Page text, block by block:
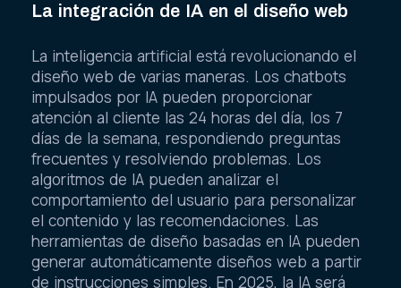
La integración de IA en el diseño web
La inteligencia artificial está revolucionando el
diseño web de varias maneras. Los chatbots
impulsados por IA pueden proporcionar
atención al cliente las 24 horas del día, los 7
días de la semana, respondiendo preguntas
frecuentes y resolviendo problemas. Los
algoritmos de IA pueden analizar el
comportamiento del usuario para personalizar
el contenido y las recomendaciones. Las
herramientas de diseño basadas en IA pueden
generar automáticamente diseños web a partir
de instrucciones simples. En 2025, la IA será